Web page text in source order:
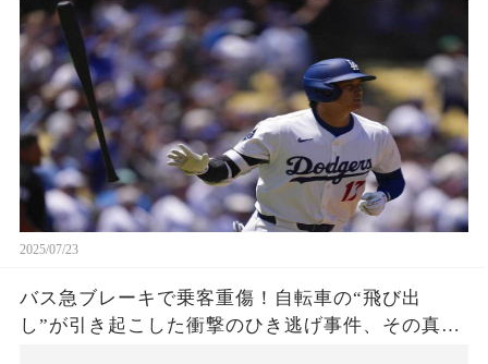
瞬間をあなたはどう見る？
2025/07/23
バス急ブレーキで乗客重傷！自転車の“飛び出
し”が引き起こした衝撃のひき逃げ事件、その真相